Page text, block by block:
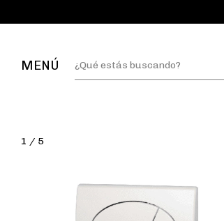
MENÚ
1 / 5